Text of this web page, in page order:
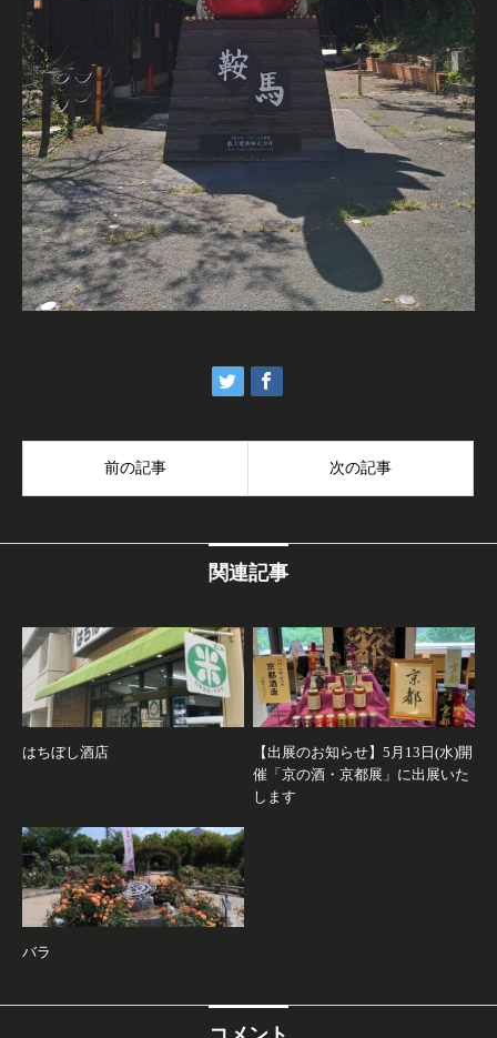
前の記事 次の記事
関連記事
はちぼし酒店
【出展のお知らせ】5月13日(水)開
催「京の酒・京都展」に出展いた
します
バラ